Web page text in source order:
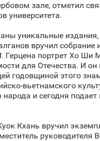
зале, отметил
университета.
уникальные
вручил
портрет Хо Ши
для Отечества. И
годовщиной этого
вьетнамского
и сегодня
Кхань вручил
руководителя